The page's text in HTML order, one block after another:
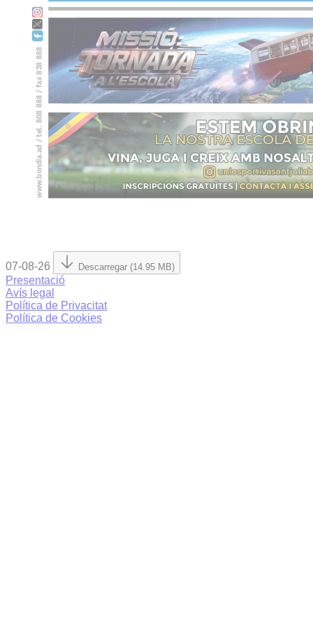
07-08-26 Descarregar (14.95 MB)
Presentació
Avís legal
Política de Privacitat
Política de Cookies